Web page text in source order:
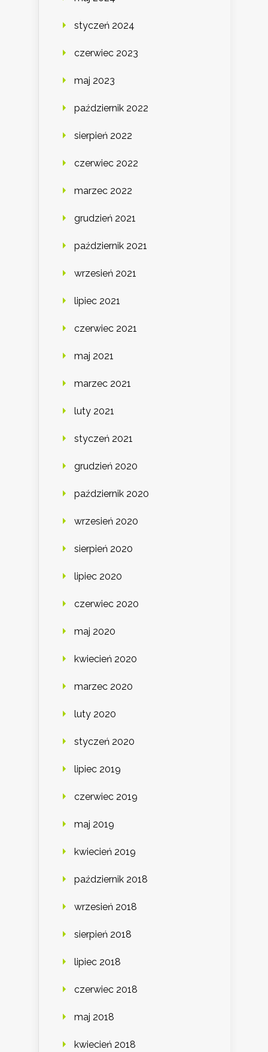
styczeń 2024
czerwiec 2023
maj 2023
październik 2022
sierpień 2022
czerwiec 2022
marzec 2022
grudzień 2021
październik 2021
wrzesień 2021
lipiec 2021
czerwiec 2021
maj 2021
marzec 2021
luty 2021
styczeń 2021
grudzień 2020
październik 2020
wrzesień 2020
sierpień 2020
lipiec 2020
czerwiec 2020
maj 2020
kwiecień 2020
marzec 2020
luty 2020
styczeń 2020
lipiec 2019
czerwiec 2019
maj 2019
kwiecień 2019
październik 2018
wrzesień 2018
sierpień 2018
lipiec 2018
czerwiec 2018
maj 2018
kwiecień 2018